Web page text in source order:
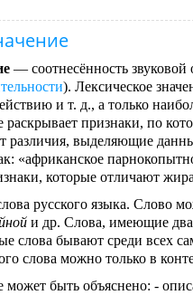
— соотнесённость звуковой
). Лексическое
и т. д., а только
раскрывает признаки, по
различия, выделяющие
«африканское
которые отличают
русского языка. Слово
и др. Слова, имеющие
слова бывают среди всех
слова можно только в
может быть объяснено: -